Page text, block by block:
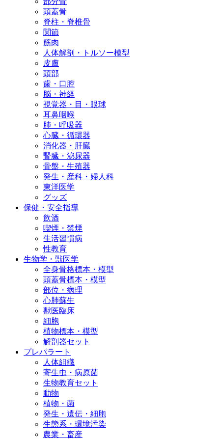
頭蓋骨
脊柱・脊椎骨
関節
筋肉
人体解剖・トルソー模型
皮膚
頭部
歯・口腔
脳・神経
視覚器・目・眼球
耳鼻咽喉
肺・呼吸器
心臓・循環器
消化器・肝臓
腎臓・泌尿器
骨盤・生殖器
発生・産科・婦人科
東洋医学
グッズ
保健・安全指導
飲酒
喫煙・禁煙
生活習慣病
性教育
生物学・獣医学
全身骨格標本・模型
頭蓋骨標本・模型
部位・病理
心肺蘇生
獣医臨床
細胞
植物標本・模型
解剖器セット
プレパラート
人体組織
寄生虫・病原菌
生物教育セット
動物
植物・菌
発生・遺伝・細胞
生態系・環境汚染
農業・畜産